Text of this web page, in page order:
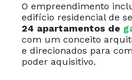
O empreendimento
edifício residencial de
24 apartamentos de
com um conceito
e direcionados para
poder aquisitivo.